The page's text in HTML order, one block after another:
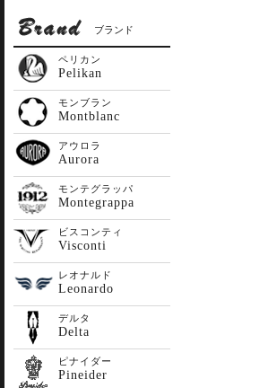
ブランド
ペリカン
Pelikan
モンブラン
Montblanc
アウロラ
Aurora
モンテグラッパ
Montegrappa
ビスコンティ
Visconti
レオナルド
Leonardo
デルタ
Delta
ピナイダー
Pineider